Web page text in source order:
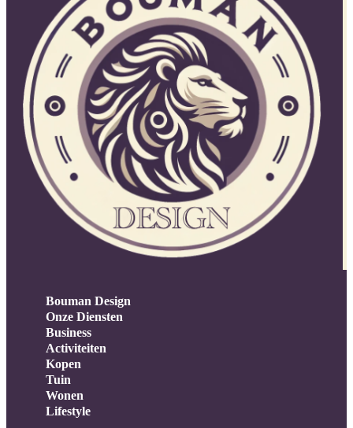
Bouman Design
Onze Diensten
Business
Activiteiten
Kopen
Tuin
Wonen
Lifestyle